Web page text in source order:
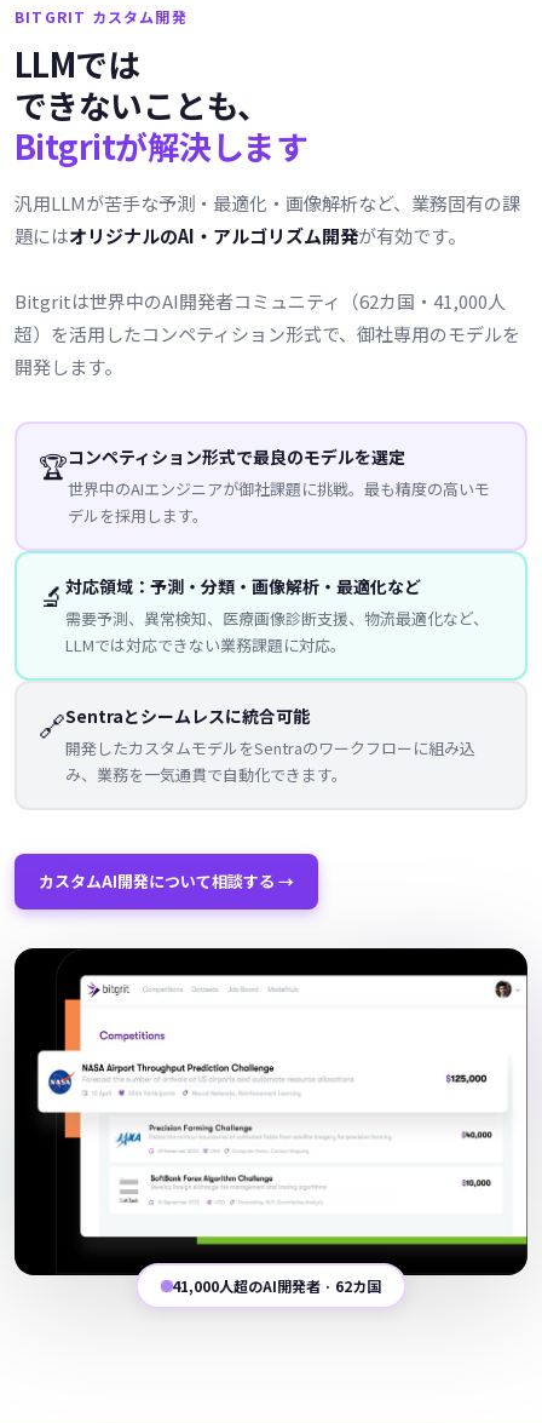
BITGRIT カスタム開発
LLMでは
できないことも、
Bitgritが解決します
汎用LLMが苦手な予測・最適化・画像解析など、業務固有の課
題にはオリジナルのAI・アルゴリズム開発が有効です。
Bitgritは世界中のAI開発者コミュニティ（62カ国・41,000人
超）を活用したコンペティション形式で、御社専用のモデルを
開発します。
🏆コンペティション形式で最良のモデルを選定
世界中のAIエンジニアが御社課題に挑戦。最も精度の高いモ
デルを採用します。
🔬 対応領域：予測・分類・画像解析・最適化など
需要予測、異常検知、医療画像診断支援、物流最適化など、
LLMでは対応できない業務課題に対応。
🔗Sentraとシームレスに統合可能
開発したカスタムモデルをSentraのワークフローに組み込
み、業務を一気通貫で自動化できます。
カスタムAI開発について相談する →
41,000人超のAI開発者 · 62カ国